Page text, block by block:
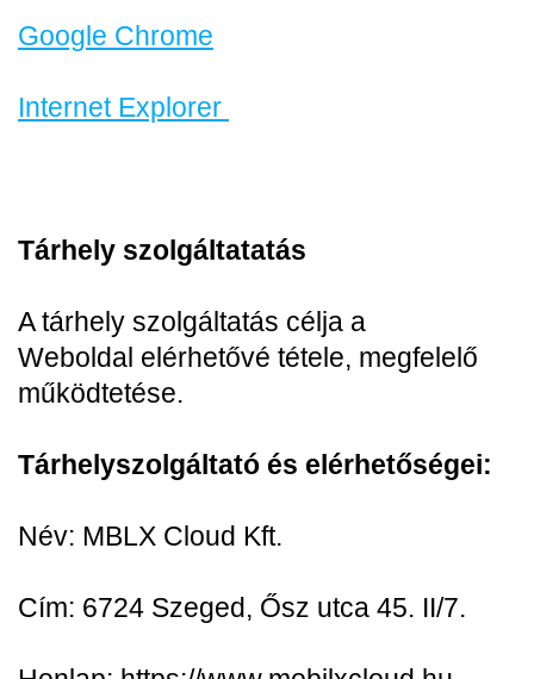
Google Chrome
Internet Explorer
Tárhely szolgáltatatás
A tárhely szolgáltatás célja a
Weboldal elérhetővé tétele, megfelelő
működtetése.
Tárhelyszolgáltató és elérhetőségei:
Név: MBLX Cloud Kft.
Cím: 6724 Szeged, Ősz utca 45. II/7.